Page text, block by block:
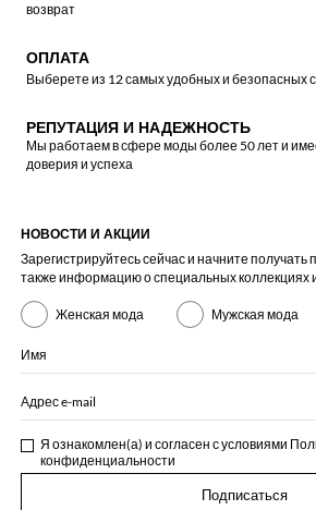
возврат
ОПЛАТА
Выберете из 12 самых удобных и безопасных
РЕПУТАЦИЯ И НАДЕЖНОСТЬ
Мы работаем в сфере моды более 50 лет и
доверия и успеха
НОВОСТИ И АКЦИИ
Зарегистрируйтесь сейчас и начните получать
также информацию о специальных коллекциях
Женская мода Мужская мода
Имя
Адрес e-mail
Я ознакомлен(а) и согласен с условиями
конфиденциальности
Подписаться